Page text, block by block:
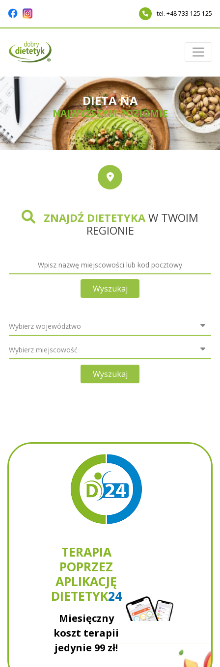
tel. +48 733 125 125
DIETA NA
NAJWYŻSZYM POZIOMIE
ZNAJDŹ DIETETYKA W TWOIM
REGIONIE
Wyszukaj
Wyszukaj
TERAPIA
POPRZEZ
APLIKACJĘ
DIETETYK24
Miesięczny
koszt terapii
jedynie 99 zł!